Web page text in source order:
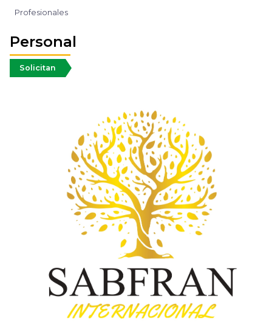
Profesionales
Personal
Solicitan